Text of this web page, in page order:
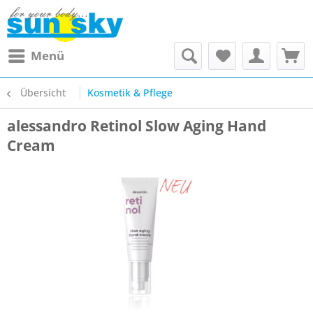
Menü
Übersicht Kosmetik & Pflege
alessandro Retinol Slow Aging Hand
Cream